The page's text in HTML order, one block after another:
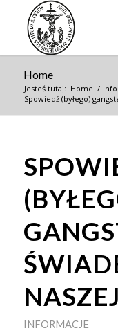
Home
Jesteś tutaj: Home /
Spowiedź (byłego)
INFORMACJE